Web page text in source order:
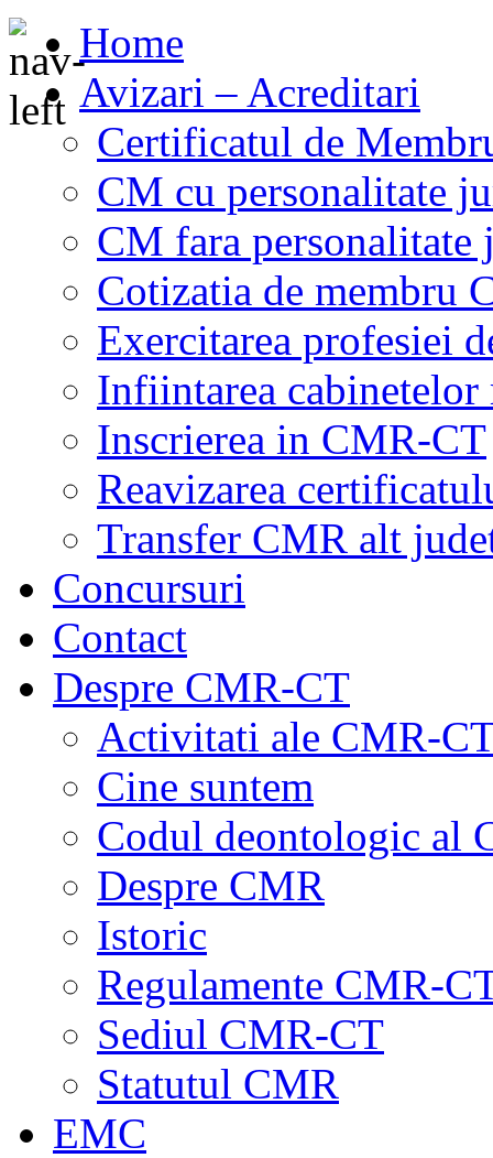
Home
Avizari – Acreditari
Certificatul de
CM cu personalitate
CM fara personalitate
Cotizatia de membru
Exercitarea profesiei
Infiintarea cabinetelor
Inscrierea in CMR-CT
Reavizarea
Transfer CMR alt
Concursuri
Contact
Despre CMR-CT
Activitati ale CMR-
Cine suntem
Codul deontologic al
Despre CMR
Istoric
Regulamente CMR-
Sediul CMR-CT
Statutul CMR
EMC